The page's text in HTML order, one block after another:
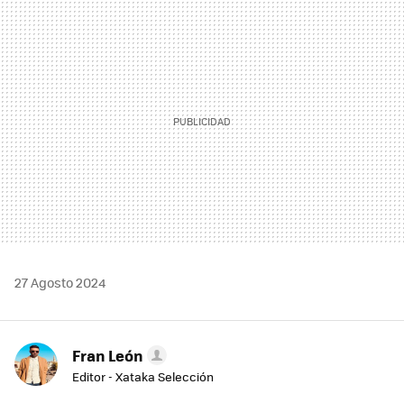
MAIL
27 Agosto 2024
Fran León
Editor - Xataka Selección